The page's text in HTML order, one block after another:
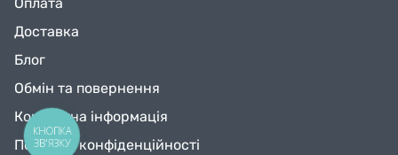
Оплата
Доставка
Блог
Обмін та повернення
Контактна інформація
Політика конфіденційності
КНОПКА
ЗВ'ЯЗКУ